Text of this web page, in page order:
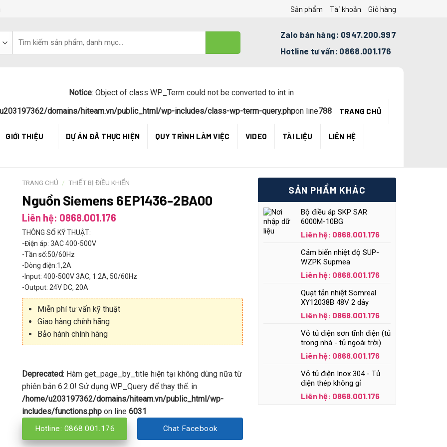
Sản phẩm Tài khoản Giỏ hàng
Zalo bán hàng: 0947.200.997
Hotline tư vấn: 0868.001.176
Notice: Object of class WP_Term could not be converted to int in
domains/hiteam.vn/public_html/wp-includes/class-wp-term-query.phpon line788 TRANG CHỦ
GIỚI THIỆU DỰ ÁN ĐÃ THỰC HIỆN QUY TRÌNH LÀM VIỆC VIDEO TÀI LIỆU LIÊN HỆ
TRANG CHỦ / THIẾT BỊ ĐIỀU KHIỂN
Nguồn Siemens 6EP1436-2BA00
Liên hệ: 0868.001.176
THÔNG SỐ KỸ THUẬT:
-Điện áp: 3AC 400-500V
-Tần số:50/60Hz
-Dòng điện:1,2A
-Input: 400-500V 3AC, 1.2A, 50/60Hz
-Output: 24V DC, 20A
Miễn phí tư vấn kỹ thuật
Giao hàng chính hãng
Bảo hành chính hãng
Deprecated: Hàm get_page_by_title hiện tại không dùng nữa từ
phiên bản 6.2.0! Sử dụng WP_Query để thay thế. in
/home/u203197362/domains/hiteam.vn/public_html/wp-
includes/functions.phpon line 6031
Hotline: 0868.001.176 Chat Facebook
SẢN PHẨM KHÁC
Bộ điều áp SKP SAR
6000M-10BG
Liên hệ: 0868.001.176
Cảm biến nhiệt độ SUP-
WZPK Supmea
Liên hệ: 0868.001.176
Quạt tản nhiệt Somreal
XY12038B 48V 2 dây
Liên hệ: 0868.001.176
Vỏ tủ điện sơn tĩnh điện (tủ
trong nhà - tủ ngoài trời)
Liên hệ: 0868.001.176
Vỏ tủ điện Inox 304 - Tủ
điện thép không gỉ
Liên hệ: 0868.001.176